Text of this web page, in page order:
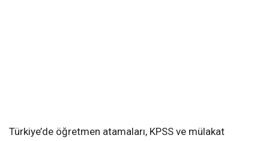
Türkiye’de öğretmen atamaları, KPSS ve mülakat